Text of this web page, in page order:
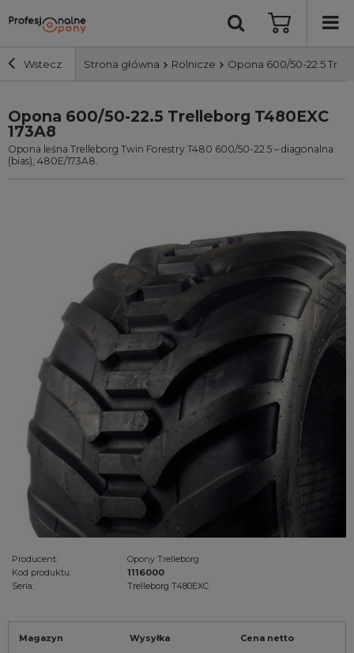
Wstecz Strona główna Rolnicze Opona 600/50-22.5
Szerokość i profil
Średnica
Wyszukaj
Opona 600/50-22.5 Trelleborg T480EXC
173A8
Opona leśna Trelleborg Twin Forestry T480 600/50-22.5 – diagonalna
(bias), 480E/173A8.
Producent:
Opony Trelleborg
Kod produktu:
1116000
Seria:
Trelleborg T480EXC
Magazyn Wysyłka Cena netto